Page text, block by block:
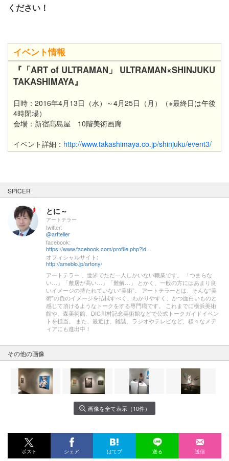
ください！
イベント情報
『「ART of ULTRAMAN」 ULTRAMAN×SHINJUKU
TAKASHIMAYA』
日時：2016年4月13日（水）～4月25日（月）（※最終日は午後
4時閉場）
会場：新宿髙島屋 10階美術画廊
イベント詳細： http://www.takashimaya.co.jp/shinjuku/event3/
SPICER
とに～
アートテラー
twitter:
@artteller
facebook:
https://www.facebook.com/profile.php?id=1530451456&sk=about§ion=work
オフィシャルサイト:
http://ameblo.jp/artony/
アートテラー 。世界でただ一人しかいない職業です。 「つまらな
い…」「敷居が高い…」「難解…」 とかく、一般の方にはあまり良
いイメージの持たれていない“美術”。 アートテラーとは、そんな“美
術”の負のイメージを払拭すべく、わかりやすく、かつ面白いものと
感じて頂けるようなトークをする専門職です。 これまでに横浜美術
館や、森美術館、DIC川村記念美術館などで公式トークガイドイベン
トを担当。 また、最近は、雑誌、ラジオやテレビなど、様々なメデ
ィアにも進出中！
その他の画像
画像を全て表示（10件）
ポスト シェア はてブ 送る 送信